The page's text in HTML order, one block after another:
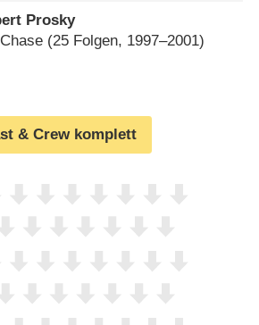
Prosky
(25 Folgen, 1997⁠–⁠2001)
& Crew komplett